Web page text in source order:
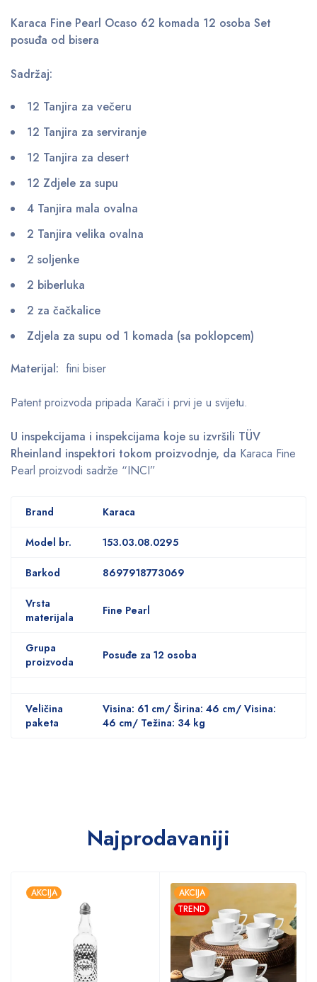
Karaca Fine Pearl Ocaso 62 komada 12 osoba Set
posuđa od bisera
Sadržaj:
12 Tanjira za večeru
12 Tanjira za serviranje
12 Tanjira za desert
12 Zdjele za supu
4 Tanjira mala ovalna
2 Tanjira velika ovalna
2 soljenke
2 biberluka
2 za čačkalice
Zdjela za supu od 1 komada (sa poklopcem)
Materijal: fini biser
Patent proizvoda pripada Karači i prvi je u svijetu.
U inspekcijama i inspekcijama koje su izvršili TÜV
Rheinland inspektori tokom proizvodnje, da Karaca Fine
Pearl proizvodi sadrže “INCI”
Brand Karaca
Model br. 153.03.08.0295
Barkod 8697918773069
Vrsta
materijala
Fine Pearl
Grupa
proizvoda
Posuđe za 12 osoba
Veličina
paketa
Visina: 61 cm/ Širina: 46 cm/ Visina:
46 cm/ Težina: 34 kg
Najprodavaniji
AKCIJA
AKCIJA
TREND